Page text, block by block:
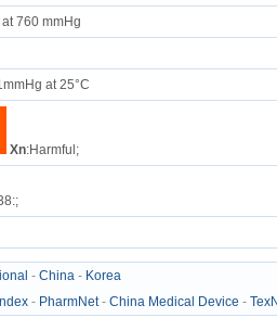
760 mmHg
at 25°C
Xn:Harmful;
:;
- China - Korea
- PharmNet- China Medical Device -